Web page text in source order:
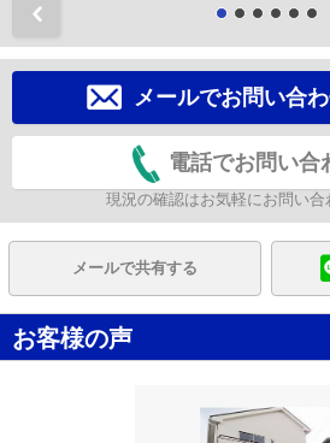
メールでお問い合
電話でお問い合
現況の確認はお気軽にお問い合
メールで共有する
お客様の声